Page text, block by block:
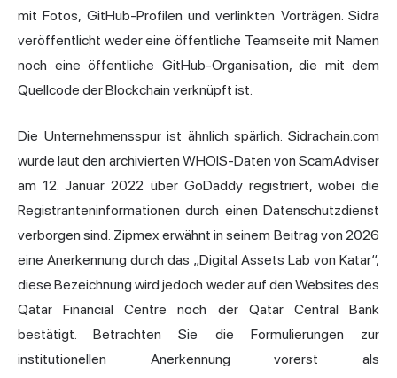
mit Fotos, GitHub-Profilen und verlinkten Vorträgen. Sidra
veröffentlicht weder eine öffentliche Teamseite mit Namen
noch eine öffentliche GitHub-Organisation, die mit dem
Quellcode der Blockchain verknüpft ist.
Die Unternehmensspur ist ähnlich spärlich. Sidrachain.com
wurde laut den archivierten WHOIS-Daten von ScamAdviser
am 12. Januar 2022 über GoDaddy registriert, wobei die
Registranteninformationen durch einen Datenschutzdienst
verborgen sind. Zipmex erwähnt in seinem Beitrag von 2026
eine Anerkennung durch das „Digital Assets Lab von Katar“,
diese Bezeichnung wird jedoch weder auf den Websites des
Qatar Financial Centre noch der Qatar Central Bank
bestätigt. Betrachten Sie die Formulierungen zur
institutionellen Anerkennung vorerst als